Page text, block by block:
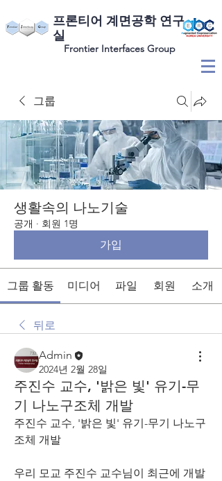
​프론티어 계면공학 연구
실
Frontier Interfaces Group
그룹
생활속의 나노기술
공개 · 회원 1명
가입
그룹 활동 미디어 파일 회원 소개
뒤로
Admin
2024년 2월 28일
주진수 교수, '밝은 빛' 유기-무
기 나노구조체 개발
주진수 교수, '밝은 빛' 유기-무기 나노구
조체 개발
우리 모교 주진수 교수님이 최근에 개발